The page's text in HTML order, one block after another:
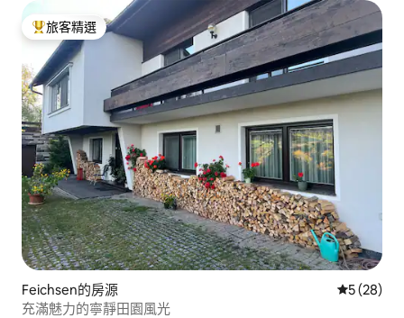
旅客精選榜首
旅客精選
Feichsen的房源 從 28 則評
5 (28)
充滿魅力的寧靜田園風光